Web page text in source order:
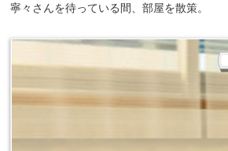
寧々さんを待っている間、部屋を散策。